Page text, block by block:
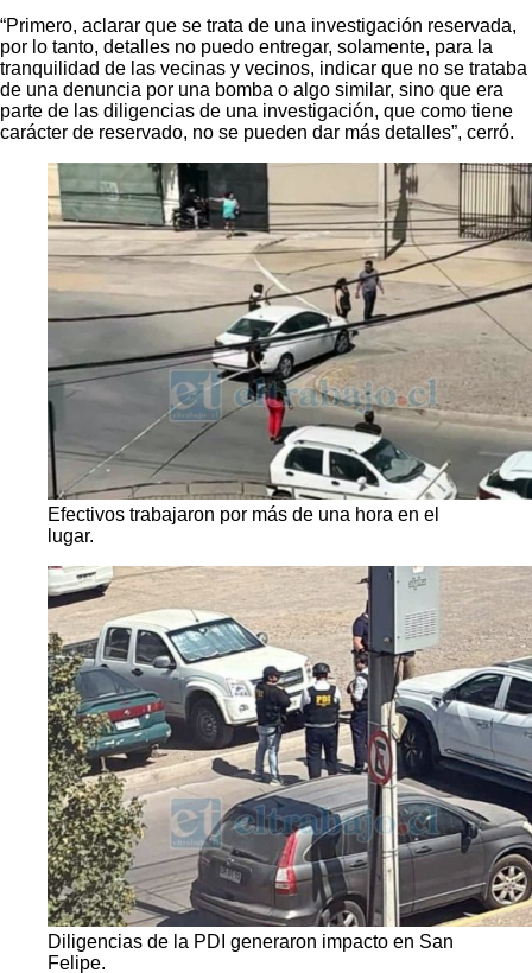
“Primero, aclarar que se trata de una investigación reservada,
por lo tanto, detalles no puedo entregar, solamente, para la
tranquilidad de las vecinas y vecinos, indicar que no se trataba
de una denuncia por una bomba o algo similar, sino que era
parte de las diligencias de una investigación, que como tiene
carácter de reservado, no se pueden dar más detalles”, cerró.
Efectivos trabajaron por más de una hora en el
lugar.
Diligencias de la PDI generaron impacto en San
Felipe.